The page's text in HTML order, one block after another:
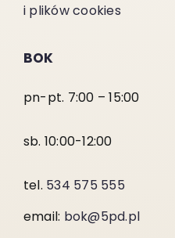
i plików cookies
BOK
pn-pt. 7:00 – 15:00
sb. 10:00-12:00
tel. 534 575 555
email: bok@5pd.pl